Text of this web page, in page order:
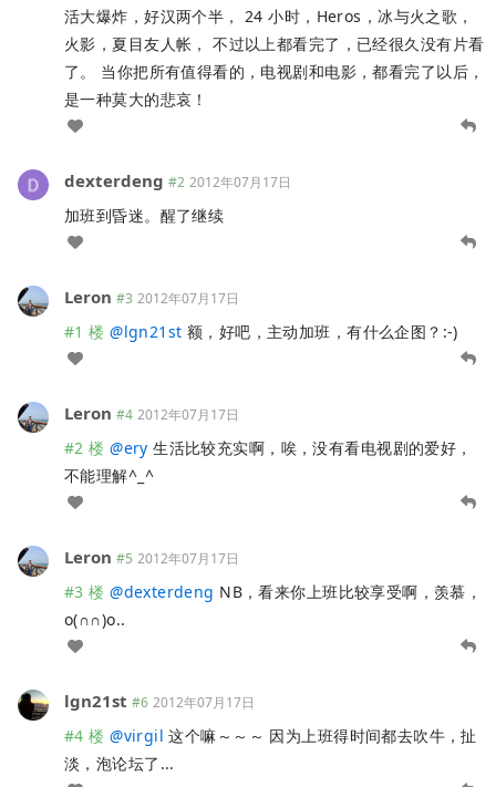
活大爆炸，好汉两个半， 24 小时，Heros，冰与火之歌，
火影，夏目友人帐， 不过以上都看完了，已经很久没有片看
了。 当你把所有值得看的，电视剧和电影，都看完了以后，
是一种莫大的悲哀！
dexterdeng #2 2012年07月17日
加班到昏迷。醒了继续
Leron #3 2012年07月17日
#1 楼 @lgn21st 额，好吧，主动加班，有什么企图？:-)
Leron #4 2012年07月17日
#2 楼 @ery 生活比较充实啊，唉，没有看电视剧的爱好，
不能理解^_^
Leron #5 2012年07月17日
#3 楼 @dexterdeng NB，看来你上班比较享受啊，羡慕，
o(∩∩)o..
lgn21st #6 2012年07月17日
#4 楼 @virgil 这个嘛～～～ 因为上班得时间都去吹牛，扯
淡，泡论坛了...